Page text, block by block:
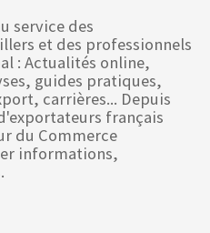
service des
et des professionnels
: Actualités online,
guides pratiques,
carrières... Depuis
français
du Commerce
informations,